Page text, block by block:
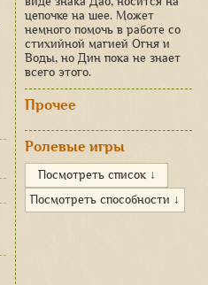
цепочке на шее. Может
немного помочь в работе со
стихийной магией Огня и
Воды, но Дин пока не знает
всего этого.
Прочее
Ролевые игры
Посмотреть список ↓
Посмотреть способности ↓